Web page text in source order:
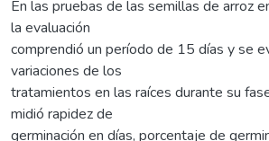
En las pruebas de las semillas de arroz
la evaluación
comprendió un período de 15 días y se
variaciones de los
tratamientos en las raíces durante su
midió rapidez de
germinación en días, porcentaje de